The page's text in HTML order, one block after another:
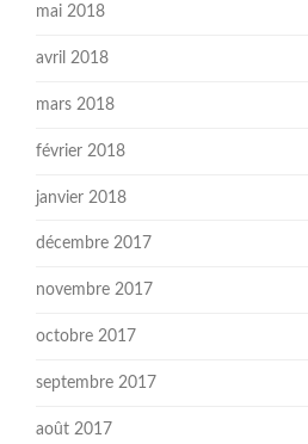
mai 2018
avril 2018
mars 2018
février 2018
janvier 2018
décembre 2017
novembre 2017
octobre 2017
septembre 2017
août 2017